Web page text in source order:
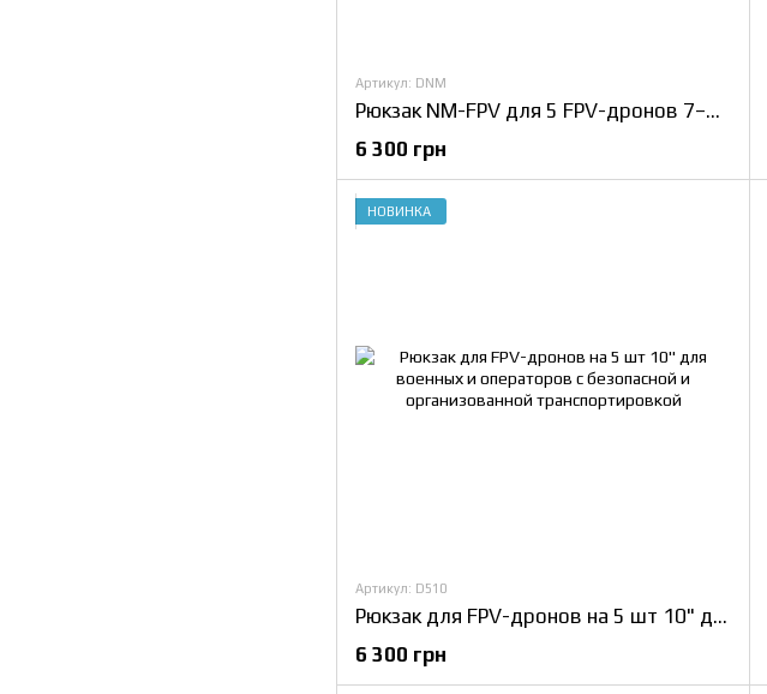
Артикул: DNM
Рюкзак NM-FPV для 5 FPV-дронов 7–8" для операторов с расширенной модульной защитой и внешним подвесом
6 300 грн
НОВИНКА
Артикул: D510
Рюкзак для FPV-дронов на 5 шт 10" для военных и операторов с безопасной и организованной транспортировкой
6 300 грн